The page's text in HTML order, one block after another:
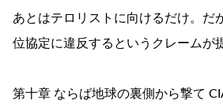
あとはテロリストに向けるだけ。だ
位協定に違反するというクレームが
第十章 ならば地球の裏側から撃て